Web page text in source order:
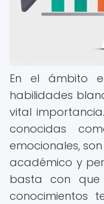
En el ámbito
habilidades
vital
conocidas
emocionales,
académico y
basta con que
conocimientos